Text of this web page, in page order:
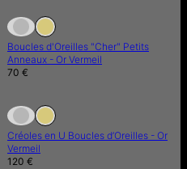
En Rupture de Stock
Boucles d'Oreilles "Cher" Petits
Anneaux - Or Vermeil
70 €
En Rupture de Stock
En Rupture de Stock
Créoles en U Boucles d’Oreilles - Or
Vermeil
120 €